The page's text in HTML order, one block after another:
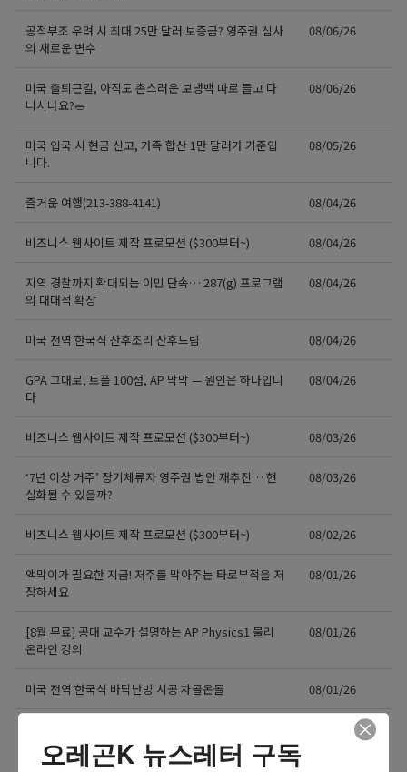
공적부조 우려 시 최대 25만 달러 보증금? 영주권 심사
의 새로운 변수
08/06/26
미국 출퇴근길, 아직도 촌스러운 보냉백 따로 들고 다
니시나요?🥗
08/06/26
미국 입국 시 현금 신고, 가족 합산 1만 달러가 기준입
니다.
08/05/26
즐거운 여행(213-388-4141) 08/04/26
비즈니스 웹사이트 제작 프로모션 ($300부터~) 08/04/26
지역 경찰까지 확대되는 이민 단속… 287(g) 프로그램
의 대대적 확장
08/04/26
미국 전역 한국식 산후조리 산후드림 08/04/26
GPA 그대로, 토플 100점, AP 막막 — 원인은 하나입니
다
08/04/26
비즈니스 웹사이트 제작 프로모션 ($300부터~) 08/03/26
‘7년 이상 거주’ 장기체류자 영주권 법안 재추진… 현
실화될 수 있을까?
08/03/26
비즈니스 웹사이트 제작 프로모션 ($300부터~) 08/02/26
액막이가 필요한 지금! 저주를 막아주는 타로부적을 저
장하세요
08/01/26
[8월 무료] 공대 교수가 설명하는 AP Physics1 물리
온라인 강의
08/01/26
미국 전역 한국식 바닥난방 시공 차콜온돌 08/01/26
오레곤K 뉴스레터 구독